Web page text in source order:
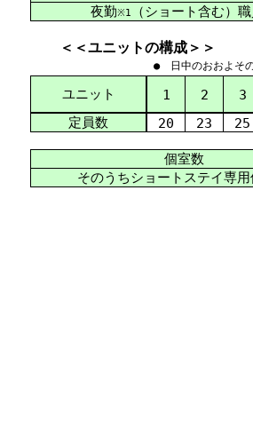
夜勤※1 （ショート含む）
＜＜ユニットの構成＞＞
● 日中のおおよそ
ユニット 1 2 3
定員数
20 23 25
個室数
そのうちショートステイ専用